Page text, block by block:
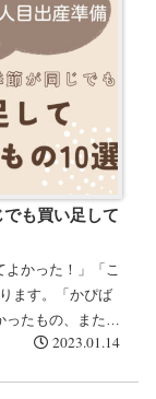
も買い足して
かった！」「こ
ます。「かぴば
ったもの、またそ
思います。2023.01.14